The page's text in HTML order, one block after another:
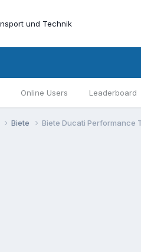
Online Users Leaderboard
Biete Biete Ducati Performance